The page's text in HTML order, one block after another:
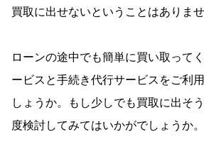
買取に出せないということはありませ
ローンの途中でも簡単に買い取って
ービスと手続き代行サービスをご利
しょうか。もし少しでも買取に出そ
度検討してみてはいかがでしょうか。